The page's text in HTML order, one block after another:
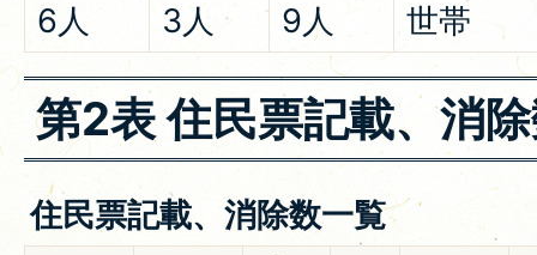
6人
3人
9人
世帯
第2表 住民票記載、消
住民票記載、消除数一覧